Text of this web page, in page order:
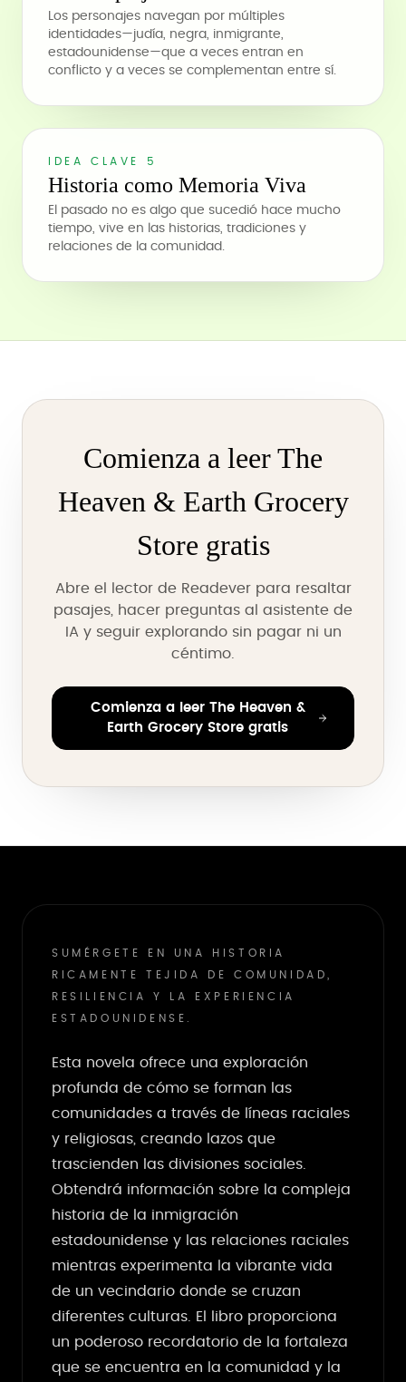
Los personajes navegan por múltiples
identidades—judía, negra, inmigrante,
estadounidense—que a veces entran en
conflicto y a veces se complementan entre sí.
IDEA CLAVE 5
Historia como Memoria Viva
El pasado no es algo que sucedió hace mucho
tiempo, vive en las historias, tradiciones y
relaciones de la comunidad.
Comienza a leer The
Heaven & Earth Grocery
Store gratis
Abre el lector de Readever para resaltar
pasajes, hacer preguntas al asistente de
IA y seguir explorando sin pagar ni un
céntimo.
Comienza a leer The Heaven &
Earth Grocery Store gratis
SUMÉRGETE EN UNA HISTORIA
RICAMENTE TEJIDA DE COMUNIDAD,
RESILIENCIA Y LA EXPERIENCIA
ESTADOUNIDENSE.
Esta novela ofrece una exploración
profunda de cómo se forman las
comunidades a través de líneas raciales
y religiosas, creando lazos que
trascienden las divisiones sociales.
Obtendrá información sobre la compleja
historia de la inmigración
estadounidense y las relaciones raciales
mientras experimenta la vibrante vida
de un vecindario donde se cruzan
diferentes culturas. El libro proporciona
un poderoso recordatorio de la fortaleza
que se encuentra en la comunidad y la